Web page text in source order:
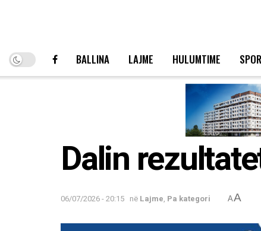
BALLINA LAJME HULUMTIME
Dalin
06/07/2026 - 20:15 në Lajme, Pa kategori AA